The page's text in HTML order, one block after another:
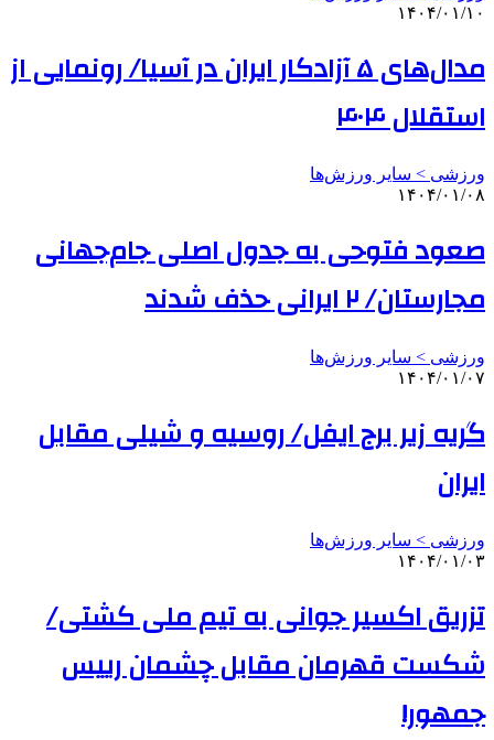
۱۴۰۴/۰۱/۱۰
مدال‌های ۵ آزادکار ایران در آسیا/ رونمایی از
استقلال ۴۰۴
ورزشی > سایر ورزش‌ها
۱۴۰۴/۰۱/۰۸
صعود فتوحی به جدول اصلی جام‌جهانی
مجارستان/ ۲ ایرانی حذف شدند
ورزشی > سایر ورزش‌ها
۱۴۰۴/۰۱/۰۷
گریه زیر برج ایفل/ روسیه و شیلی مقابل
ایران
ورزشی > سایر ورزش‌ها
۱۴۰۴/۰۱/۰۳
تزریق اکسیر جوانی به تیم ملی کشتی/
شکست قهرمان مقابل چشمان رییس
جمهور!